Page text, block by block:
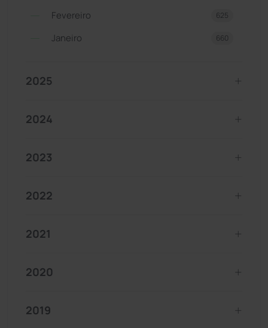
Fevereiro 625
Janeiro 660
2025
2024
2023
2022
2021
2020
2019